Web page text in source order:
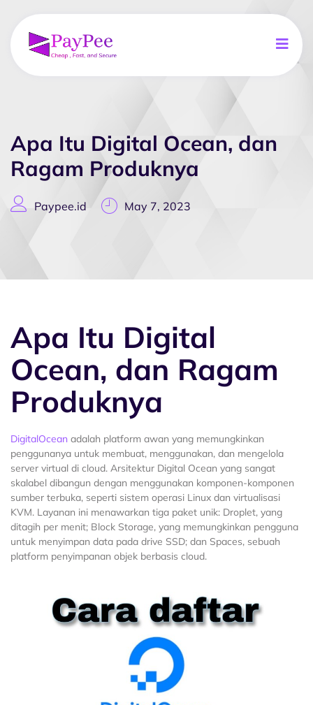
Apa Itu Digital Ocean, dan
Ragam Produknya
Paypee.id May 7, 2023
Apa Itu Digital
Ocean, dan Ragam
Produknya
DigitalOcean adalah platform awan yang memungkinkan
penggunanya untuk membuat, menggunakan, dan mengelola
server virtual di cloud. Arsitektur Digital Ocean yang sangat
skalabel dibangun dengan menggunakan komponen-komponen
sumber terbuka, seperti sistem operasi Linux dan virtualisasi
KVM. Layanan ini menawarkan tiga paket unik: Droplet, yang
ditagih per menit; Block Storage, yang memungkinkan pengguna
untuk menyimpan data pada drive SSD; dan Spaces, sebuah
platform penyimpanan objek berbasis cloud.